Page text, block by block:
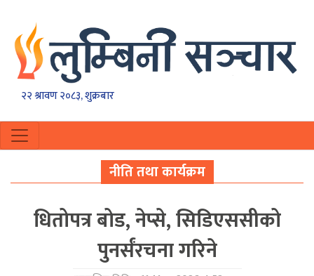
२२ श्रावण २०८३, शुक्रबार
नीति तथा कार्यक्रम
धितोपत्र बोड, नेप्से, सिडिएससीको
पुनर्संरचना गरिने